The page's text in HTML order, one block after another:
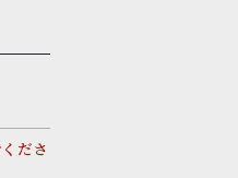
ださ